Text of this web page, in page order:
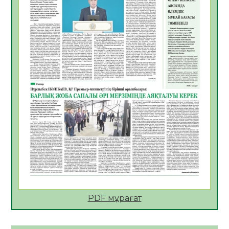
қолайлы ел атанды
05.08.2026
33
Өрт қауіпсіздігі талаптарын сақтау – әр
азаматтың міндеті
05.08.2026
33
Руслан Рүстемұлы облыс әкімінің
кеңесшісі болып тағайындалды
05.08.2026
31
Цифрландыру саласын дамыту аясында
салынатын жаңа орталықтың жобасы
талқыланды
05.08.2026
30
құралдарының таныстырылымы өтті
Қазақстандықтардың 72,3%-ы жаңа
PDF мұрағат